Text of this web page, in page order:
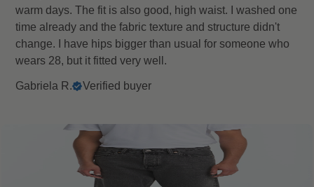
warm days. The fit is also good, high waist. I washed one
time already and the fabric texture and structure didn't
change. I have hips bigger than usual for someone who
wears 28, but it fitted very well.
Gabriela R. Verified buyer